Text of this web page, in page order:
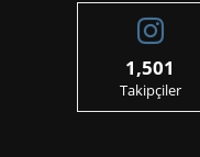
1,501
Takipçiler